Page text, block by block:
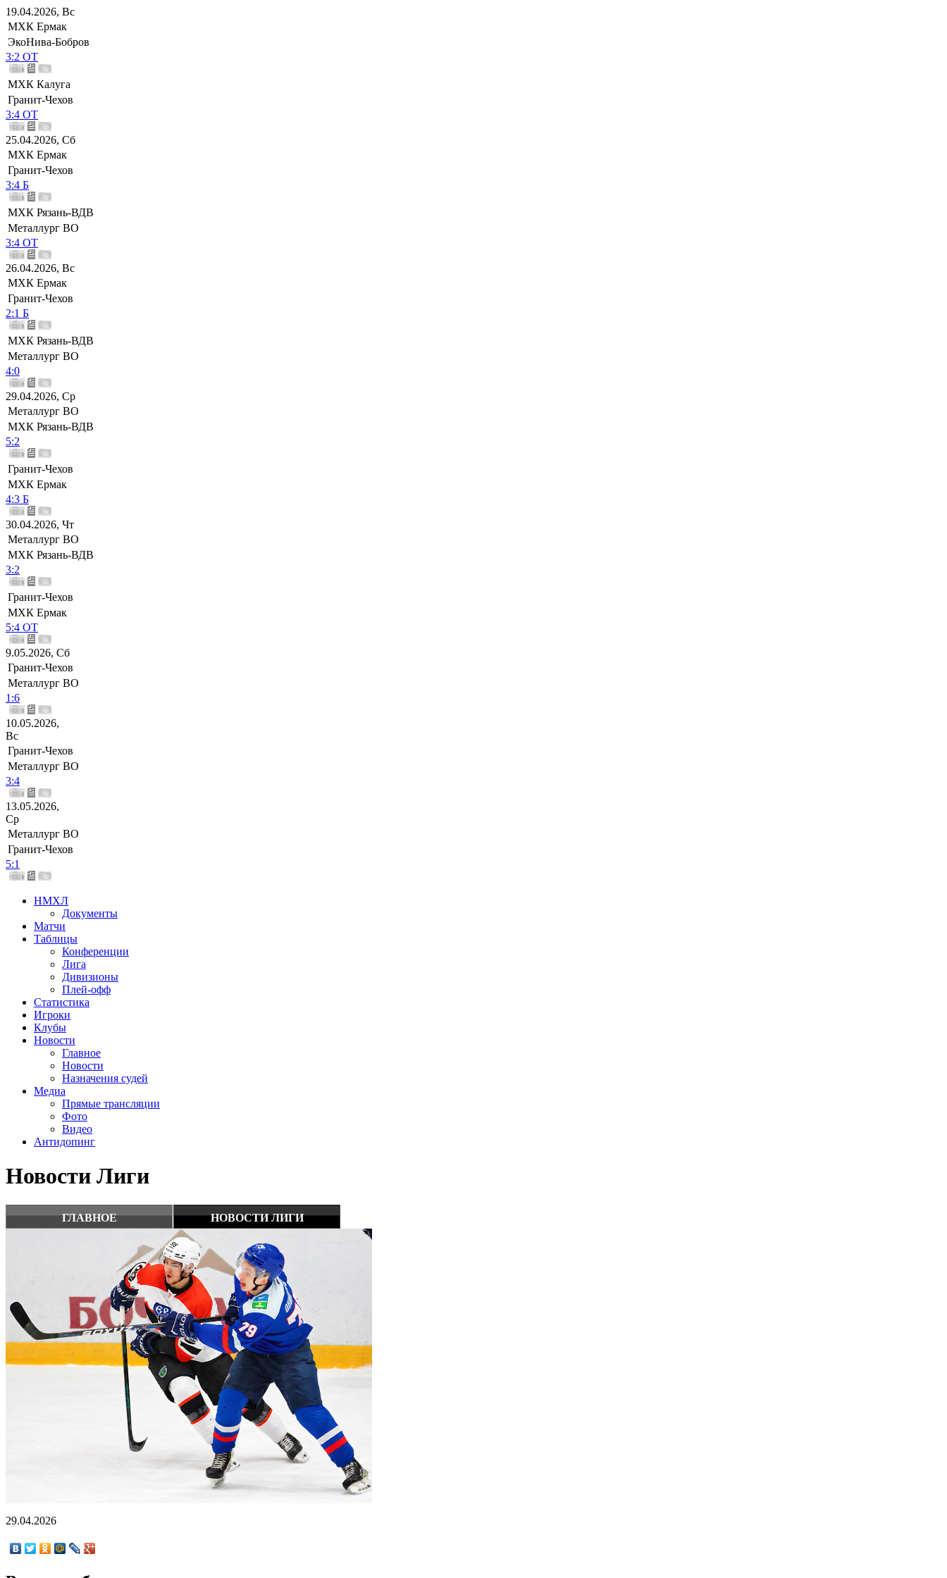
19.04.2026, Вс
МХК Ермак
ЭкоНива-Бобров
3:2 ОТ
МХК Калуга
Гранит-Чехов
3:4 ОТ
25.04.2026, Сб
МХК Ермак
Гранит-Чехов
3:4 Б
МХК Рязань-ВДВ
Металлург ВО
3:4 ОТ
26.04.2026, Вс
МХК Ермак
Гранит-Чехов
2:1 Б
МХК Рязань-ВДВ
Металлург ВО
4:0
29.04.2026, Ср
Металлург ВО
МХК Рязань-ВДВ
5:2
Гранит-Чехов
МХК Ермак
4:3 Б
30.04.2026, Чт
Металлург ВО
МХК Рязань-ВДВ
3:2
Гранит-Чехов
МХК Ермак
5:4 ОТ
9.05.2026, Сб
Гранит-Чехов
Металлург ВО
1:6
10.05.2026,
Вс
Гранит-Чехов
Металлург ВО
3:4
13.05.2026,
Ср
Металлург ВО
Гранит-Чехов
5:1
НМХЛ
Документы
Матчи
Таблицы
Конференции
Лига
Дивизионы
Плей-офф
Статистика
Игроки
Клубы
Новости
Главное
Новости
Назначения судей
Медиа
Прямые трансляции
Фото
Видео
Антидопинг
Новости Лиги
ГЛАВНОЕ НОВОСТИ ЛИГИ
29.04.2026